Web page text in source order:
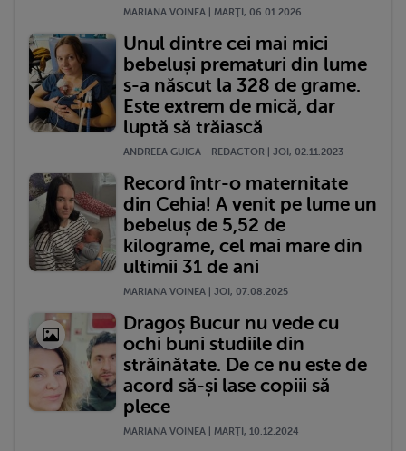
MARIANA VOINEA | MARŢI, 06.01.2026
Unul dintre cei mai mici
bebeluși prematuri din lume
s-a născut la 328 de grame.
Este extrem de mică, dar
luptă să trăiască
ANDREEA GUICA - REDACTOR | JOI, 02.11.2023
Record într-o maternitate
din Cehia! A venit pe lume un
bebeluș de 5,52 de
kilograme, cel mai mare din
ultimii 31 de ani
MARIANA VOINEA | JOI, 07.08.2025
Dragoș Bucur nu vede cu
ochi buni studiile din
străinătate. De ce nu este de
acord să-și lase copiii să
plece
MARIANA VOINEA | MARŢI, 10.12.2024